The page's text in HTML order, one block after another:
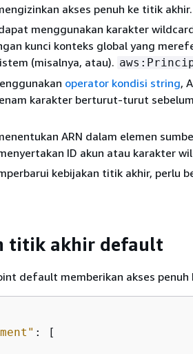
akses penuh ke titik akhir.
menggunakan karakter
kunci konteks global yang
(misalnya, atau).
operator kondisi string,
karakter berturut-turut
ARN dalam elemen
ID akun atau karakter
kebijakan titik akhir, perlu
titik akhir default
default memberikan akses penuh
: [